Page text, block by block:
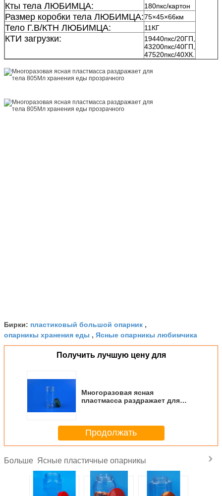
Кты тела ЛЮБИМЦА: 180пкс/картон
Размер коробки тела ЛЮБИМЦА:75×45×66км
Тело Г.В/КТН ЛЮБИМЦА: 11КГ
КТИ загрузки:
19440пкс/20ГП,
43200пкс/40ГП,
47520пкс/40ХК.
Бирки: пластиковый большой опарник ,
опарникы хранения еды , Ясные опарникы любимчика
Получить лучшую цену для
Многоразовая ясная
пластмасса раздражает для
Продолжать
Больше Ясные пластичные опарникы